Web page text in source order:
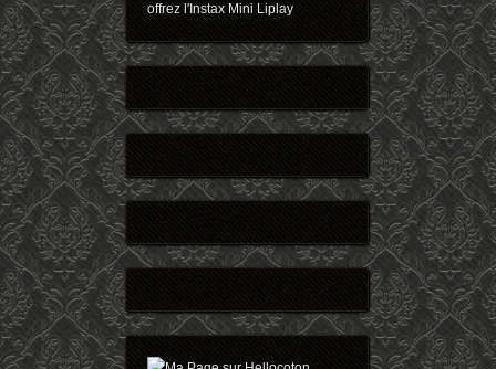
offrez l'Instax Mini Liplay